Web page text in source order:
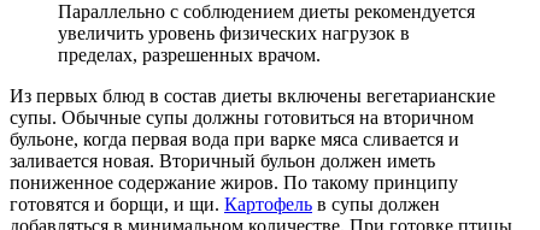
Параллельно с соблюдением диеты рекомендуется
увеличить уровень физических нагрузок в
пределах, разрешенных врачом.
Из первых блюд в состав диеты включены вегетарианские
супы. Обычные супы должны готовиться на вторичном
бульоне, когда первая вода при варке мяса сливается и
заливается новая. Вторичный бульон должен иметь
пониженное содержание жиров. По такому принципу
готовятся и борщи, и щи. Картофель в супы должен